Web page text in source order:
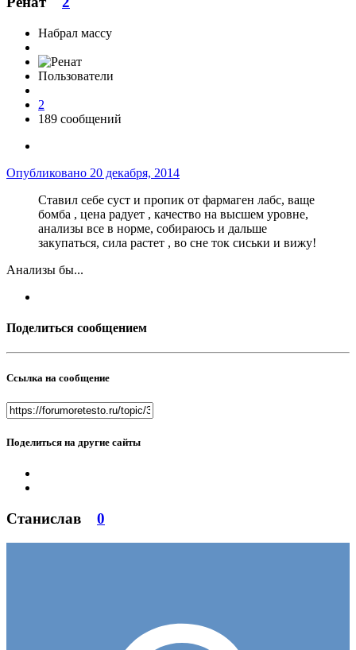
Набрал массу
Пользователи
2
189 сообщений
Опубликовано 20 декабря, 2014
Ставил себе суст и пропик от фармаген лабс, ваще
бомба , цена радует , качество на высшем уровне,
анализы все в норме, собираюсь и дальше
закупаться, сила растет , во сне ток сиськи и вижу!
Анализы бы...
Поделиться сообщением
Ссылка на сообщение
Поделиться на другие сайты
Станислав 0